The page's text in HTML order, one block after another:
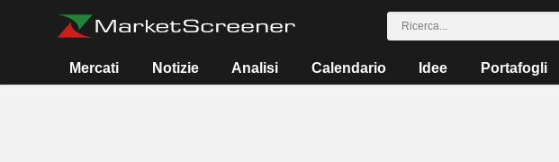
Mercati Notizie Analisi Calendario Idee Portafogli